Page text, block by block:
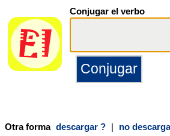
Conjugar el verbo
Otra forma descargar ? | no